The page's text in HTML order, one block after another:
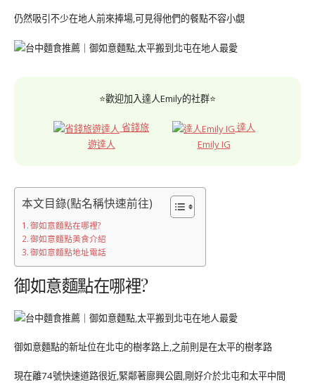
仍然吸引不少在地人前來捧場,可見得他們的餐點不容小覷
⭐歡迎加入達人Emily的社群⭐
省錢旅
遊達人
達人
Emily IG
本文目錄(點名稱快速前往)
御如意麵點在哪裡?
御如意麵點美食介紹
御如意麵點地址電話
御如意麵點在哪裡?
御如意麵點的新址位在北屯的樹孝路上,之前則是在太平的樹孝路
現在離74號快速道路很近,緊鄰著廍興公園,剛好介於北屯和太平中間